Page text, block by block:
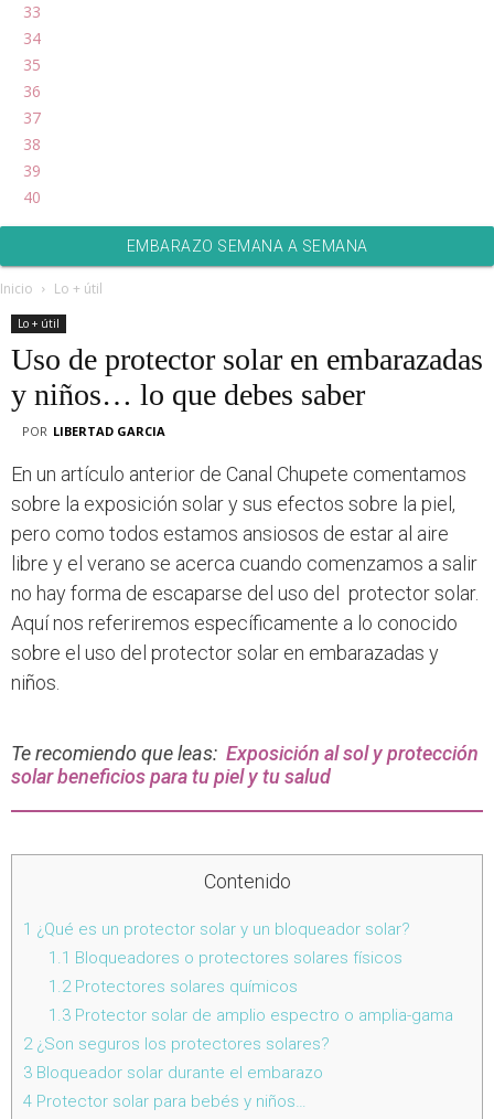
33
34
35
36
37
38
39
40
EMBARAZO SEMANA A SEMANA
Inicio Lo + útil
Lo + útil
Uso de protector solar en embarazadas
y niños… lo que debes saber
POR LIBERTAD GARCIA
En un artículo anterior de Canal Chupete comentamos
sobre la exposición solar y sus efectos sobre la piel,
pero como todos estamos ansiosos de estar al aire
libre y el verano se acerca cuando comenzamos a salir
no hay forma de escaparse del uso del protector solar.
Aquí nos referiremos específicamente a lo conocido
sobre el uso del protector solar en embarazadas y
niños.
Te recomiendo que leas: Exposición al sol y protección
solar beneficios para tu piel y tu salud
Contenido
1 ¿Qué es un protector solar y un bloqueador solar?
1.1 Bloqueadores o protectores solares físicos
1.2Protectores solares químicos
1.3Protector solar de amplio espectro o amplia-gama
2¿Son seguros los protectores solares?
3 Bloqueador solar durante el embarazo
4 Protector solar para bebés y niños…